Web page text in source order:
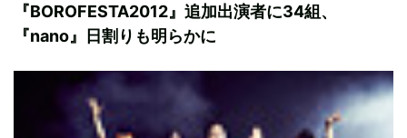
『BOROFESTA2012』追加出演者に34組、
『nano』日割りも明らかに